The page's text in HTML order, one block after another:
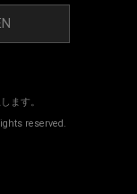
ます。
reserved.